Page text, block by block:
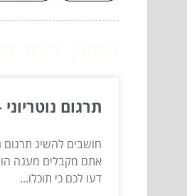
תרגום
חושבים להשיג תרגום
אתם מקבלים מענה
דעו לכם כי תוכלו...